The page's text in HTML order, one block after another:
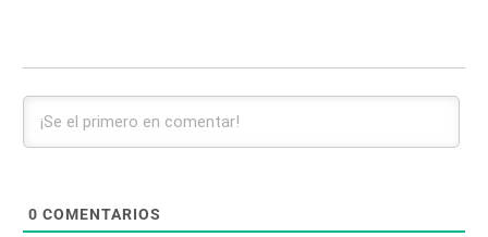
0 COMENTARIOS